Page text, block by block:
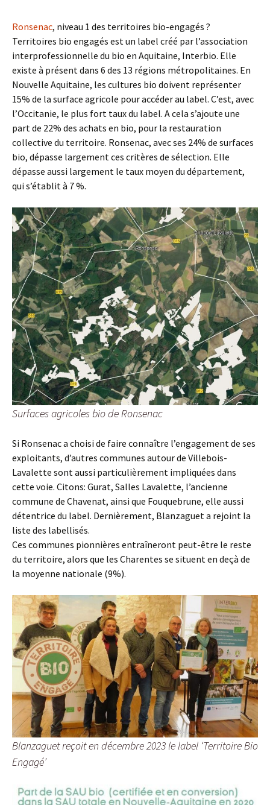
Ronsenac, niveau 1 des territoires bio-engagés ?
Territoires bio engagés est un label créé par l’association
interprofessionnelle du bio en Aquitaine, Interbio. Elle
existe à présent dans 6 des 13 régions métropolitaines. En
Nouvelle Aquitaine, les cultures bio doivent représenter
15% de la surface agricole pour accéder au label. C’est, avec
l’Occitanie, le plus fort taux du label. A cela s’ajoute une
part de 22% des achats en bio, pour la restauration
collective du territoire. Ronsenac, avec ses 24% de surfaces
bio, dépasse largement ces critères de sélection. Elle
dépasse aussi largement le taux moyen du département,
qui s’établit à 7 %.
Surfaces agricoles bio de Ronsenac
Si Ronsenac a choisi de faire connaître l’engagement de ses
exploitants, d’autres communes autour de Villebois-
Lavalette sont aussi particulièrement impliquées dans
cette voie. Citons: Gurat, Salles Lavalette, l’ancienne
commune de Chavenat, ainsi que Fouquebrune, elle aussi
détentrice du label. Dernièrement, Blanzaguet a rejoint la
liste des labellisés.
Ces communes pionnières entraîneront peut-être le reste
du territoire, alors que les Charentes se situent en deçà de
la moyenne nationale (9%).
Blanzaguet reçoit en décembre 2023 le label ‘Territoire Bio
Engagé’